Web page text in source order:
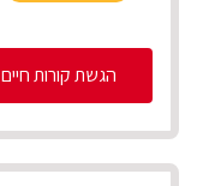
הגשת קורות חיים